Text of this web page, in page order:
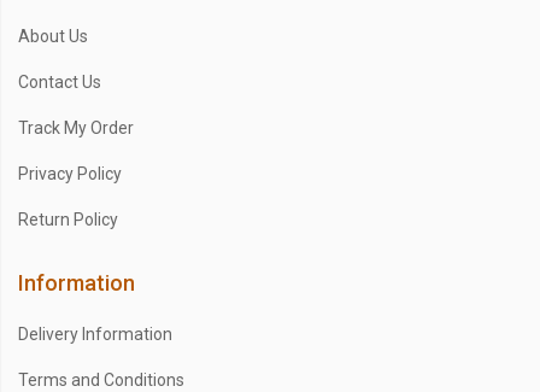
About Us
Contact Us
Track My Order
Privacy Policy
Return Policy
Information
Delivery Information
Terms and Conditions